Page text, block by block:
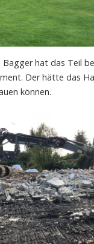
Bagger hat das Teil
Der hätte das
können.